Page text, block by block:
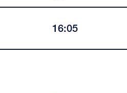
16:05